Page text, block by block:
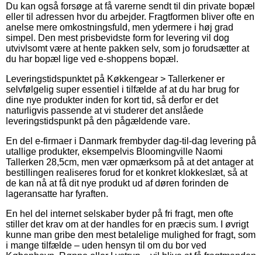
Du kan også forsøge at få varerne sendt til din private bopæl
eller til adressen hvor du arbejder. Fragtformen bliver ofte en
anelse mere omkostningsfuld, men ydermere i høj grad
simpel. Den mest prisbevidste form for levering vil dog
utvivlsomt være at hente pakken selv, som jo forudsætter at
du har bopæl lige ved e-shoppens bopæl.
Leveringstidspunktet på Køkkengear > Tallerkener er
selvfølgelig super essentiel i tilfælde af at du har brug for
dine nye produkter inden for kort tid, så derfor er det
naturligvis passende at vi studerer det anslåede
leveringstidspunkt på den pågældende vare.
En del e-firmaer i Danmark frembyder dag-til-dag levering på
utallige produkter, eksempelvis Bloomingville Naomi
Tallerken 28,5cm, men vær opmærksom på at det antager at
bestillingen realiseres forud for et konkret klokkeslæt, så at
de kan nå at få dit nye produkt ud af døren forinden de
lageransatte har fyraften.
En hel del internet selskaber byder på fri fragt, men ofte
stiller det krav om at der handles for en præcis sum. I øvrigt
kunne man gribe den mest betalelige mulighed for fragt, som
i mange tilfælde – uden hensyn til om du bor ved